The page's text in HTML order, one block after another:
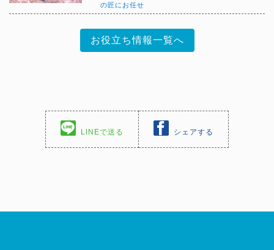
の匠にお任せ
お役立ち情報一覧へ
LINEで送る シェアする